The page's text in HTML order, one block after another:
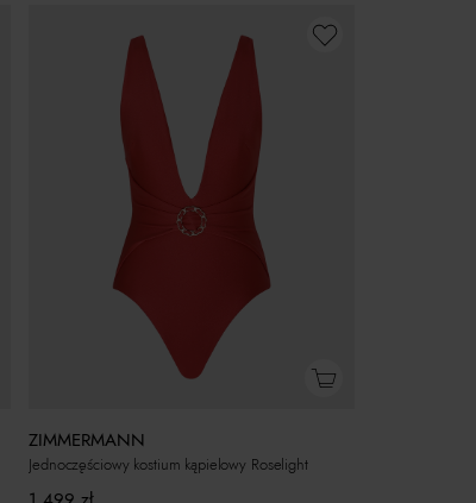
ZIMMERMANN
Jednoczęściowy kostium kąpielowy Roselight